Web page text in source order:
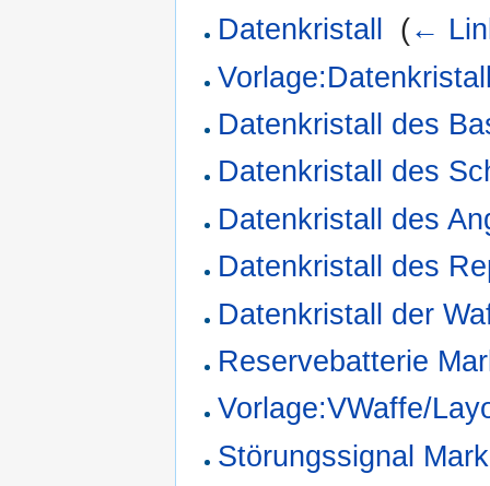
Datenkristall
(←
Datenkristall des
Datenkristall des
Datenkristall des
Datenkristall des
Datenkristall der
Reservebatterie
Vorlage:VWaffe/
Störungssignal